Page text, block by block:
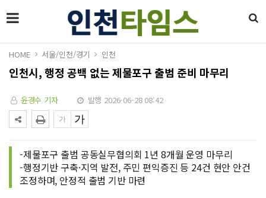
HOME 서울/인천/경기 인천
인천시, 행정 공백 없는 제물포구 출범 준비 마무리
윤경수 기자 발행 2026-06-28 08:42
-제물포구 출범 공동실무협의회 1년 8개월 운영 마무리
-행정기반 구축·지역 발전, 주민 편익증진 등 24건 현안 안건
조정하며, 안정적 출범 기반 마련